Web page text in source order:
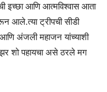
इच्छा आणि आत्मविश्वास आता
आले.त्या ट्रीपची सीडी
अंजली महाजन यांच्याशी
शो पहायचा असे ठरले मग